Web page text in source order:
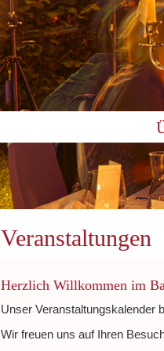
Veranstaltungen
Herzlich Willkommen im
Unser Veranstaltungskalender
Wir freuen uns auf Ihren
0:00
2:00
5:00